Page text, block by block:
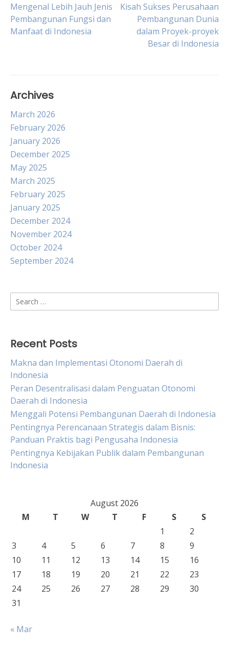
Post
navigation
Mengenal Lebih Jauh Jenis
Pembangunan Fungsi dan
Manfaat di Indonesia
Kisah Sukses Perusahaan
Pembangunan Dunia
dalam Proyek-proyek
Besar di Indonesia
Archives
March 2026
February 2026
January 2026
December 2025
May 2025
March 2025
February 2025
January 2025
December 2024
November 2024
October 2024
September 2024
Search
for:
Recent Posts
Makna dan Implementasi Otonomi Daerah di
Indonesia
Peran Desentralisasi dalam Penguatan Otonomi
Daerah di Indonesia
Menggali Potensi Pembangunan Daerah di Indonesia
Pentingnya Perencanaan Strategis dalam Bisnis:
Panduan Praktis bagi Pengusaha Indonesia
Pentingnya Kebijakan Publik dalam Pembangunan
Indonesia
August 2026
M
T W T F S
S
1
2
3
4 5 6 7 8
9
10
11 12 13 14 15
16
17
18 19 20 21 22
23
24
25 26 27 28 29
30
31
« Mar